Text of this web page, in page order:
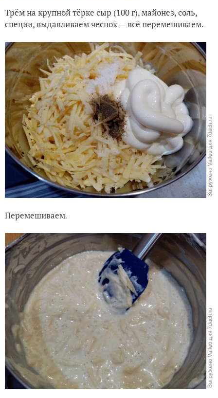
Трём на крупной тёрке сыр (100 г), майонез, соль,
специи, выдавливаем чеснок — всё перемешиваем.
Перемешиваем.